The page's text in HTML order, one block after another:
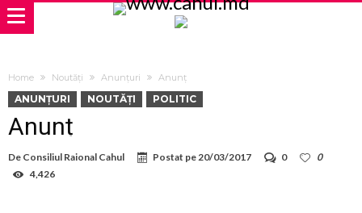
Home Noutăți Anunțuri Anunț
ANUNȚURI NOUTĂȚI POLITIC
Anunț
De Consiliul Raional Cahul Postat pe20/03/2017 0
0
4,426